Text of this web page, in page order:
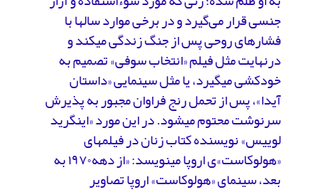
جنسی قرار می‌گیرد و در برخی موارد سال­ها با
فشارهای روحی پس از جنگ زندگی می­کند و
درنهایت مثل فیلم «انتخاب سوفی» تصمیم به
خودکشی می­گیرد، یا مثل سینمایی «داستان
آیدا»، پس از تحمل رنج فراوان مجبور به پذیرش
سرنوشت محتوم می­شود. در این مورد «اینگرید
لوییس» نویسنده کتاب زنان در فیلم­های
«هولوکاست»ی اروپا می­نویسد: «از دهه۱۹۷۰ به
بعد، سینمای «هولوکاست» اروپا تصاویر